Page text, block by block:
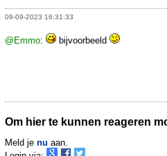
09-09-2023 16:31:33
@Emmo: bijvoorbeeld
Om hier te kunnen reageren
Meld je nu aan.